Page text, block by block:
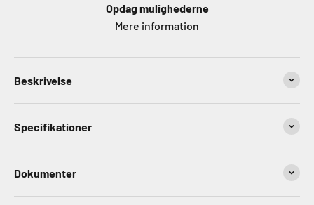
Opdag mulighederne
Mere information
Beskrivelse
Specifikationer
Dokumenter